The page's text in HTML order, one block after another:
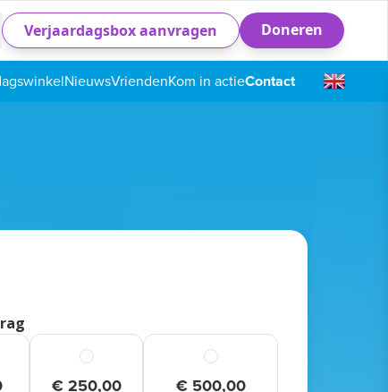
Verjaardagsbox aanvragen Doneren
NieuwsVriendenKom in actieContact
€ 250,00 € 500,00